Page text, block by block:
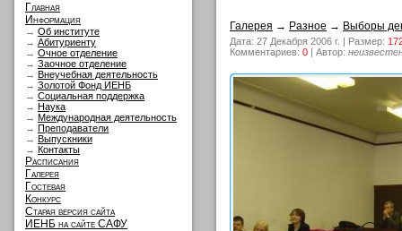
Главная
Информация
→ Об институте
→ Абитуриенту
→ Очное отделение
→ Заочное отделение
→ Внеучебная деятельность
→ Золотой Фонд ИЕНБ
→ Социальная поддержка
→ Наука
→ Международная деятельность
→ Преподаватели
→ Выпускники
→ Контакты
Расписания
Галерея
Гостевая
Конкурс
Старая версия сайта
ИЕНБ на сайте САФУ
Галерея → Разное → Выборы
Дата: 27 Декабря 2006 г. | Размер:
Комментариев: 0 | Автор: